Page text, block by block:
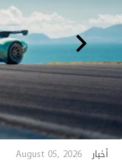
أخبار August 05, 2026